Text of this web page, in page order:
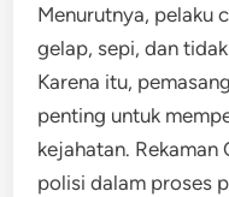
Menurutnya, pelaku
gelap, sepi, dan
Karena itu,
penting untuk
kejahatan.
polisi dalam proses